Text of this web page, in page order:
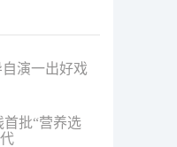
演一出好戏
批“营养选